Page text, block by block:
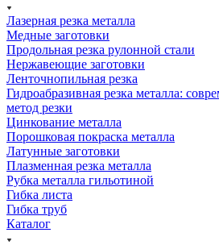
Лазерная резка металла
Медные заготовки
Продольная резка рулонной стали
Нержавеющие заготовки
Ленточнопильная резка
Гидроабразивная резка металла:
метод резки
Цинкование металла
Порошковая покраска металла
Латунные заготовки
Плазменная резка металла
Рубка металла гильотиной
Гибка листа
Гибка труб
Каталог